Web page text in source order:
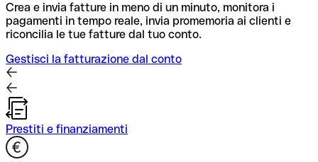
Crea e invia fatture in meno di un minuto, monitora i
pagamenti in tempo reale, invia promemoria ai clienti e
riconcilia le tue fatture dal tuo conto.
Gestisci la fatturazione dal conto
Prestiti e finanziamenti